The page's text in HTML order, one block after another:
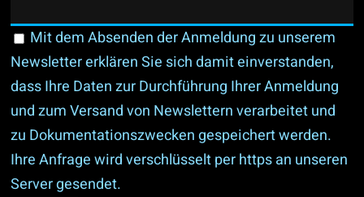
Mit dem Absenden der Anmeldung zu unserem
Newsletter erklären Sie sich damit einverstanden,
dass Ihre Daten zur Durchführung Ihrer Anmeldung
und zum Versand von Newslettern verarbeitet und
zu Dokumentationszwecken gespeichert werden.
Ihre Anfrage wird verschlüsselt per https an unseren
Server gesendet.